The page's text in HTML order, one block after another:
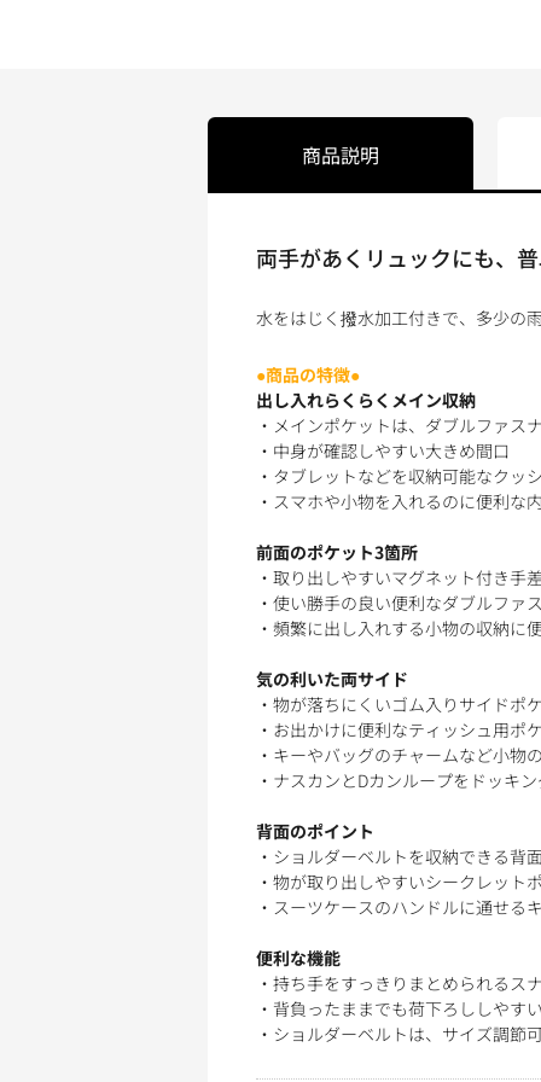
商品説明
両手があくリュックにも、
水をはじく撥水加工付きで、多少の
●商品の特徴●
出し入れらくらくメイン収納
・メインポケットは、ダブルファス
・中身が確認しやすい大きめ間口
・タブレットなどを収納可能なクッ
・スマホや小物を入れるのに便利な
前面のポケット3箇所
・取り出しやすいマグネット付き手
・使い勝手の良い便利なダブルファ
・頻繁に出し入れする小物の収納に
気の利いた両サイド
・物が落ちにくいゴム入りサイドポ
・お出かけに便利なティッシュ用ポ
・キーやバッグのチャームなど小物
・ナスカンとDカンループをドッキ
背面のポイント
・ショルダーベルトを収納できる背
・物が取り出しやすいシークレット
・スーツケースのハンドルに通せる
便利な機能
・持ち手をすっきりまとめられるス
・背負ったままでも荷下ろししやす
・ショルダーベルトは、サイズ調節